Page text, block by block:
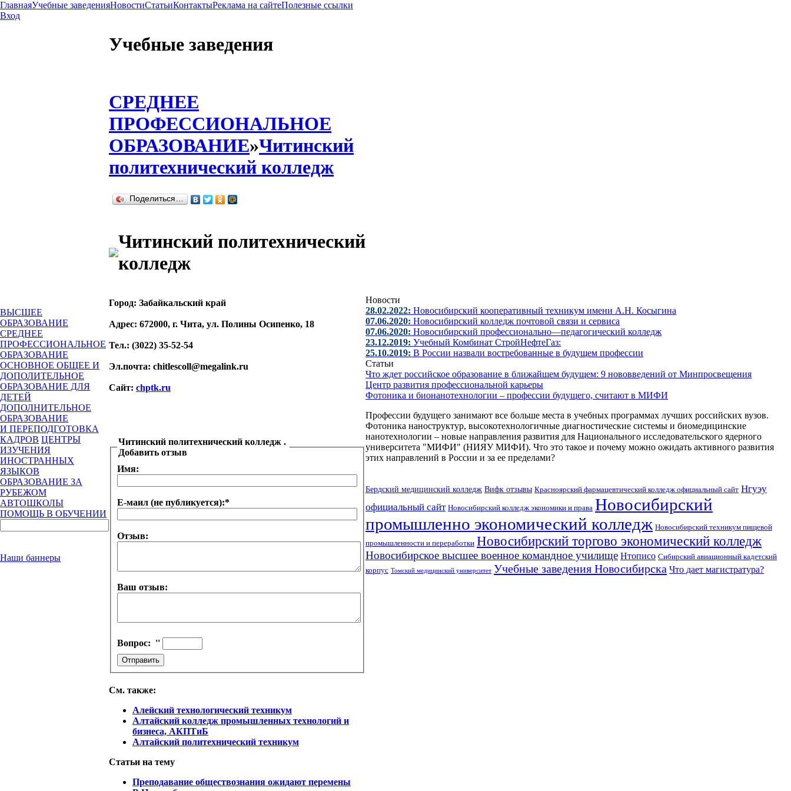
ГлавнаяУчебные заведенияНовостиСтатьиКонтактыРеклама на сайтеПолезные ссылки
Вход
ВЫСШЕЕ
ОБРАЗОВАНИЕ
СРЕДНЕЕ
ПРОФЕССИОНАЛЬНОЕ
ОБРАЗОВАНИЕ
ОСНОВНОЕ ОБЩЕЕ И
ДОПОЛИТЕЛЬНОЕ
ОБРАЗОВАНИЕ ДЛЯ
ДЕТЕЙ
ДОПОЛНИТЕЛЬНОЕ
ОБРАЗОВАНИЕ
И ПЕРЕПОДГОТОВКА
КАДРОВ ЦЕНТРЫ
ИЗУЧЕНИЯ
ИНОСТРАННЫХ
ЯЗЫКОВ
ОБРАЗОВАНИЕ ЗА
РУБЕЖОМ
АВТОШКОЛЫ
ПОМОЩЬ В ОБУЧЕНИИ
Наши баннеры
Учебные заведения
СРЕДНЕЕ
ПРОФЕССИОНАЛЬНОЕ
ОБРАЗОВАНИЕ»Читинский
политехнический колледж
Поделиться…
Читинский политехнический
колледж
Город: Забайкальский край
Адрес: 672000, г. Чита, ул. Полины Осипенко, 18
Тел.: (3022) 35-52-54
Эл.почта: chitlescoll@megalink.ru
Сайт: chptk.ru
Читинский политехнический колледж .
Добавить отзыв
Имя:
Е-маил (не публикуется):*
Отзыв:
Ваш отзыв:
Вопрос: ''
См. также:
Алейский технологический техникум
Алтайский колледж промышленных технологий и
бизнеса, АКПТиБ
Алтайский политехнический техникум
Статьи на тему
Преподавание обществознания ожидают перемены
Новости
28.02.2022: Новосибирский кооперативный техникум имени А.Н. Косыгина
07.06.2020: Новосибирский колледж почтовой связи и сервиса
07.06.2020: Новосибирский профессионально—педагогический колледж
23.12.2019: Учебный Комбинат СтройНефтеГаз:
25.10.2019: В России назвали востребованные в будущем профессии
Статьи
Что ждет российское образование в ближайшем будущем: 9 нововведений от Минпросвещения
Центр развития профессиональной карьеры
Фотоника и бионанотехнологии – профессии будущего, считают в МИФИ
Профессии будущего занимают все больше места в учебных программах лучших российских вузов.
Фотоника наноструктур, высокотехнологичные диагностические системы и биомедицинские
нанотехнологии – новые направления развития для Национального исследовательского ядерного
университета "МИФИ" (НИЯУ МИФИ). Что это такое и почему можно ожидать активного развития
этих направлений в России и за ее пределами?
Бердский медицинский колледж Вифк отзывы Красноярский фармацевтический колледж официальный сайт Нгуэу
официальный сайт Новосибирский колледж экономики и права Новосибирский
промышленно экономический колледж Новосибирский техникум пищевой
промышленности и переработки Новосибирский торгово экономический колледж
Новосибирское высшее военное командное училище Нтописо Сибирский авиационный кадетский
корпус Томский медицинский университет Учебные заведения Новосибирска Что дает магистратура?